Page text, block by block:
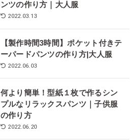
ンツの作り方｜大人服
2022.03.13
【製作時間3時間】ポケット付きテ
ーパードパンツの作り方|大人服
2022.06.03
何より簡単！型紙１枚で作るシン
プルなリラックスパンツ｜子供服
の作り方
2022.06.20